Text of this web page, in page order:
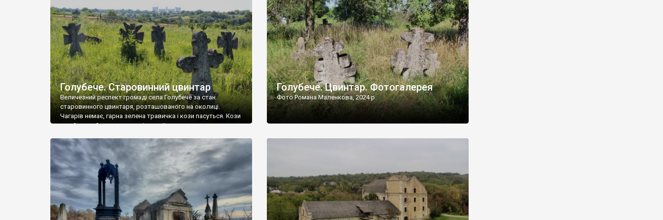
[…]
Голубече. Старовинний цвинтар
Величезний респект громаді села Голубече за стан
старовинного цвинтаря, розташованого на околиці.
Чагарів немає, гарна зелена травичка і кози пасуться. Кози
– найкращий регулятор шкідливої, для старих кладовищ,
бруньками, кози ті бруньки обгризають, бо то улюблений
делікатес. На цвинтарі у Голубечому ціла колекція
різноманітних форм хрестів. Село відносно невелике, […]
Голубече. Цвинтар. Фотогалерея
Фото Романа Маленкова, 2024 р.